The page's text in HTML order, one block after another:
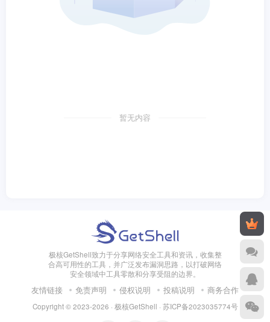
暂无内容
极核GetShell致力于分享网络安全工具和资讯，收集整
合高可用性的工具，并广泛发布漏洞思路，以打破网络
安全领域中工具零散和分享受阻的边界。
友情链接 免责声明 侵权说明 投稿说明 商务合作
Copyright © 2023-2026 · 极核GetShell · 苏ICP备2023035774号